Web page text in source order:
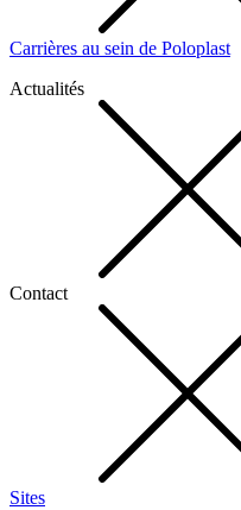
Carrières au sein de Poloplast
Actualités
Contact
Sites